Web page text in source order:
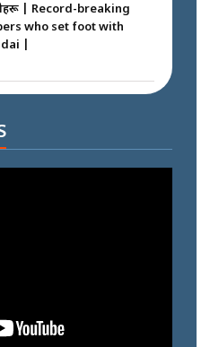
| Record-breaking
who set foot with
|
श्रृङ्खला || SIDHAKURA ||
भरिया मात्र देख्ने दृष्टिकोण